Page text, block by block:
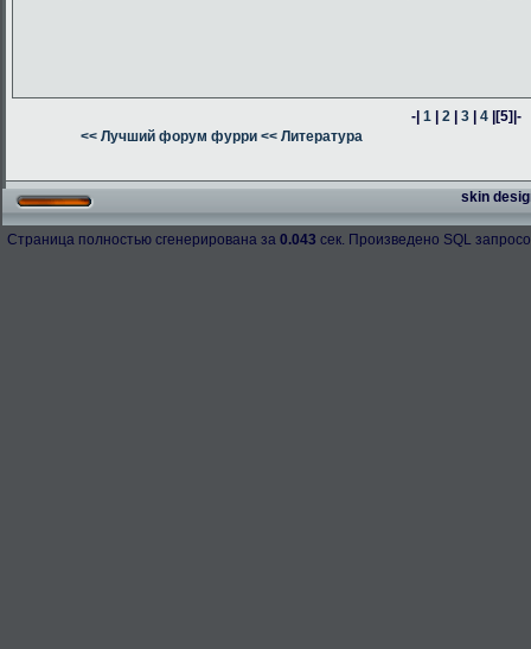
-|1 |2 |3 |4 |[5]|-
<< Лучший форум фурри << Литература
skin
Страница полностью сгенерирована за 0.043 сек. Произведено SQL